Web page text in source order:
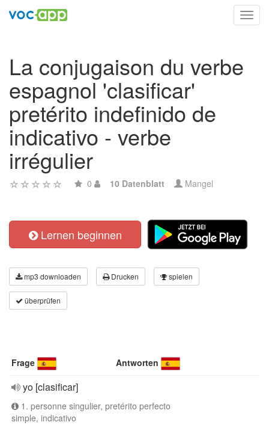
La conjugaison du verbe
espagnol 'clasificar'
pretérito indefinido de
indicativo - verbe
irrégulier
0 10 Datenblatt Mangel
Lernen beginnen
mp3 downloaden Drucken spielen
überprüfen
Frage Antworten
yo [clasificar]
1. personne singulier, pretérito perfecto
simple, indicativo